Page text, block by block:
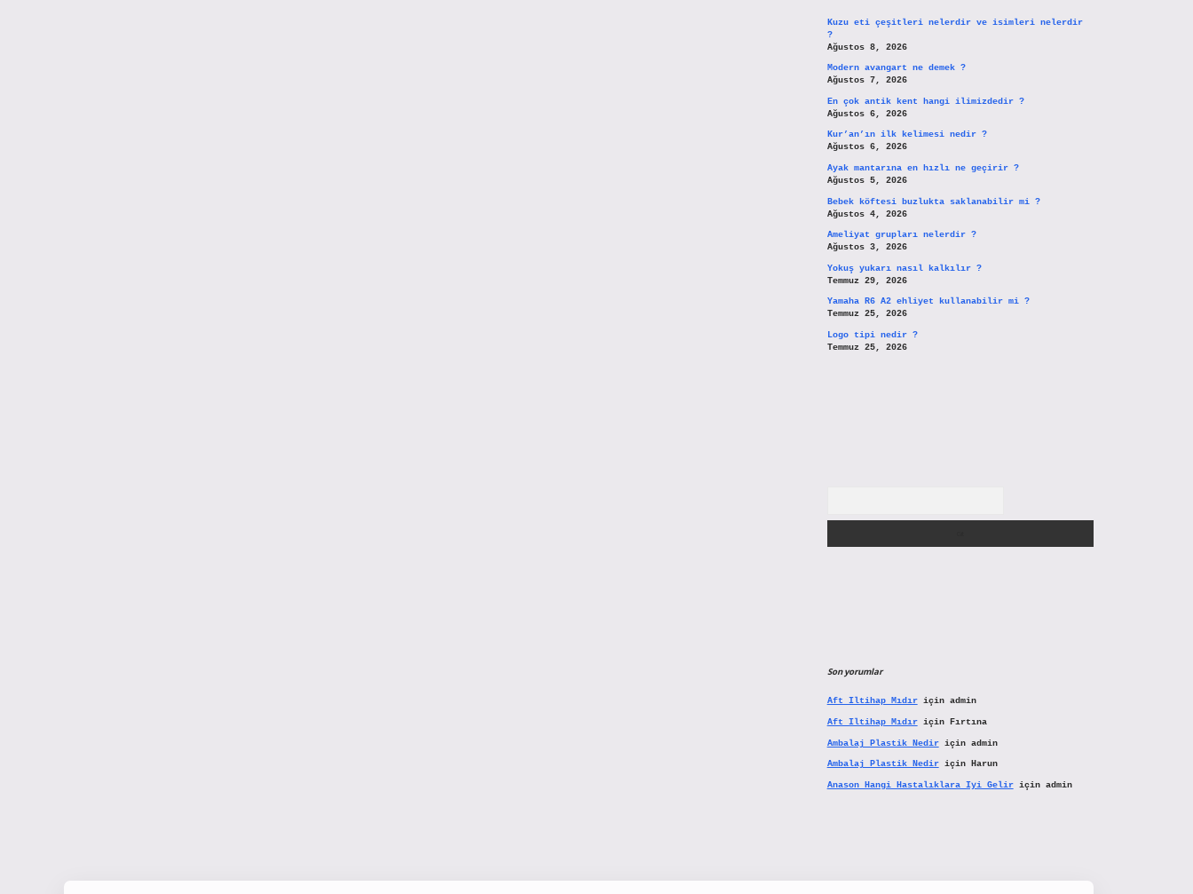
Kuzu eti çeşitleri nelerdir ve isimleri nelerdir
?
Ağustos 8, 2026
Modern avangart ne demek ?
Ağustos 7, 2026
En çok antik kent hangi ilimizdedir ?
Ağustos 6, 2026
Kur’an’ın ilk kelimesi nedir ?
Ağustos 6, 2026
Ayak mantarına en hızlı ne geçirir ?
Ağustos 5, 2026
Bebek köftesi buzlukta saklanabilir mi ?
Ağustos 4, 2026
Ameliyat grupları nelerdir ?
Ağustos 3, 2026
Yokuş yukarı nasıl kalkılır ?
Temmuz 29, 2026
Yamaha R6 A2 ehliyet kullanabilir mi ?
Temmuz 25, 2026
Logo tipi nedir ?
Temmuz 25, 2026
Son yorumlar
Aft Iltihap Mıdıriçin admin
Aft Iltihap Mıdıriçin Fırtına
Ambalaj Plastik Nediriçin admin
Ambalaj Plastik Nediriçin Harun
Anason Hangi Hastalıklara Iyi Geliriçin admin